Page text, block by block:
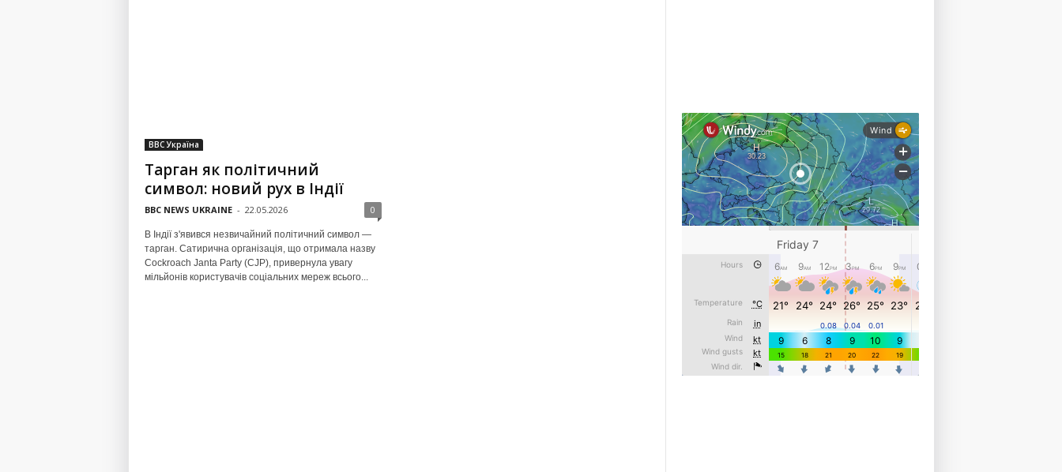
BBC Україна
Тарган як політичний
символ: новий рух в Індії
BBC NEWS UKRAINE - 22.05.2026 0
В Індії з'явився незвичайний політичний символ —
тарган. Сатирична організація, що отримала назву
Cockroach Janta Party (CJP), привернула увагу
мільйонів користувачів соціальних мереж всього...